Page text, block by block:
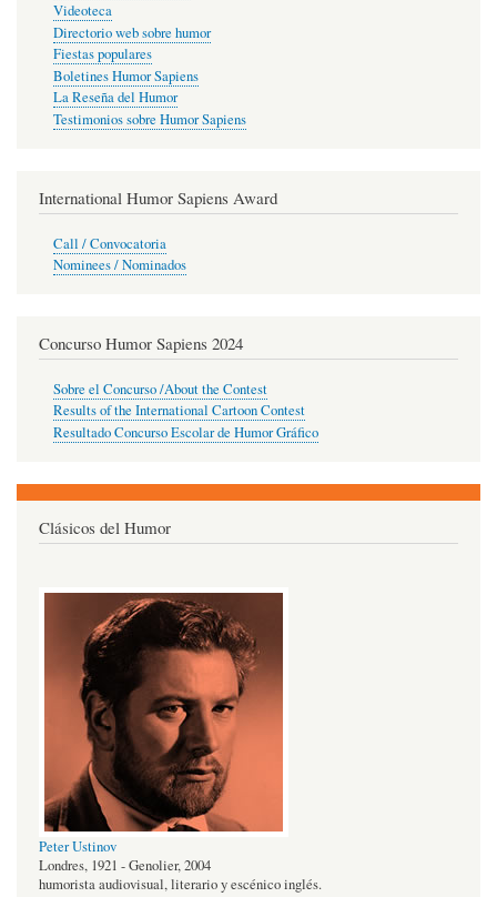
Videoteca
Directorio web sobre humor
Fiestas populares
Boletines Humor Sapiens
La Reseña del Humor
Testimonios sobre Humor Sapiens
International Humor Sapiens Award
Call / Convocatoria
Nominees / Nominados
Concurso Humor Sapiens 2024
Sobre el Concurso /About the Contest
Results of the International Cartoon Contest
Resultado Concurso Escolar de Humor Gráfico
Clásicos del Humor
Peter Ustinov
Londres, 1921 - Genolier, 2004
humorista audiovisual, literario y escénico inglés.